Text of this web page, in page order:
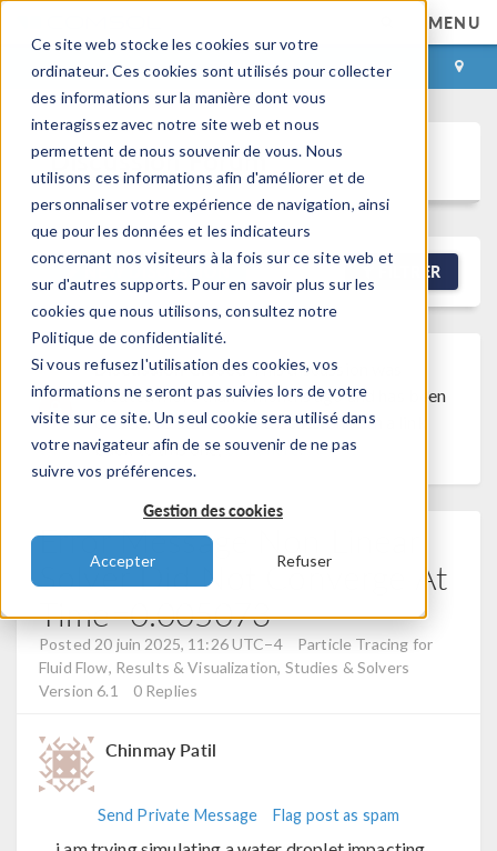
Ce site web stocke les cookies sur votre
ordinateur. Ces cookies sont utilisés pour collecter
des informations sur la manière dont vous
interagissez avec notre site web et nous
permettent de nous souvenir de vous. Nous
utilisons ces informations afin d'améliorer et de
personnaliser votre expérience de navigation, ainsi
que pour les données et les indicateurs
concernant nos visiteurs à la fois sur ce site web et
sur d'autres supports. Pour en savoir plus sur les
cookies que nous utilisons, consultez notre
Politique de confidentialité.
Si vous refusez l'utilisation des cookies, vos
informations ne seront pas suivies lors de votre
visite sur ce site. Un seul cookie sera utilisé dans
votre navigateur afin de se souvenir de ne pas
suivre vos préférences.
Gestion des cookies
Accepter Refuser
MENU
CONNEXION CONTACT
Discussion Forum
FILTRER
Discussion ClosedThis discussion was
created more than 6 months ago and has been
closed. To start a new discussion with a link
back to this one, click here.
Error Message Non Linear
Solver Did Not Converge At
Time=0.005073
Posted 20 juin 2025, 11:26 UTC−4
Particle Tracing for
Fluid Flow, Results & Visualization, Studies & Solvers
Version 6.1
0 Replies
Chinmay Patil
Send Private Message Flag post as spam